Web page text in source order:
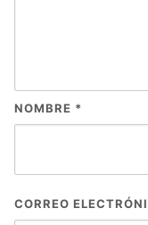
NOMBRE *
CORREO